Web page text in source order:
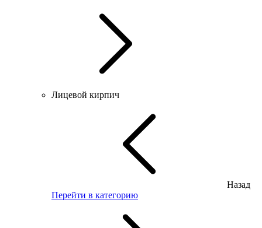
Лицевой кирпич
Назад
Перейти в категорию